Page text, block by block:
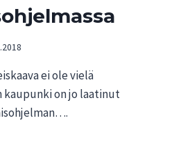
ei ole vielä
kaupunki on jo laatinut